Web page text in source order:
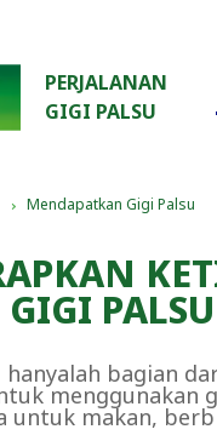
PERJALANAN
GIGI PALSU
Mendapatkan Gigi Palsu
PALSU
bagian
untuk makan,